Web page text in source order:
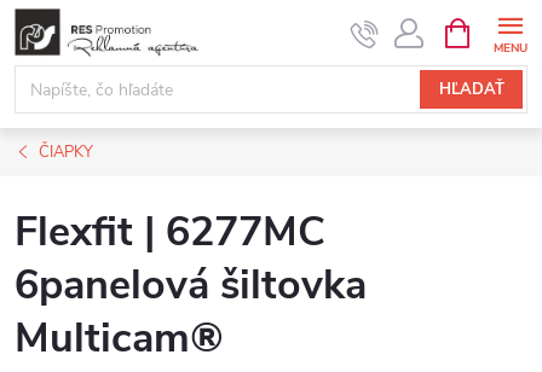
Prejsť
obsah
HĽADAŤ
KOŠÍK
ČIAPKY
Flexfit | 6277MC
6panelová šiltovka
Multicam®